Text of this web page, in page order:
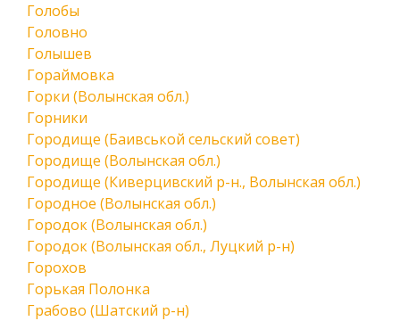
Голобы
Головно
Голышев
Гораймовка
Горки (Волынская обл.)
Горники
Городище (Баивськой сельский совет)
Городище (Волынская обл.)
Городище (Киверцивский р-н., Волынская обл.)
Городное (Волынская обл.)
Городок (Волынская обл.)
Городок (Волынская обл., Луцкий р-н)
Горохов
Горькая Полонка
Грабово (Шатский р-н)